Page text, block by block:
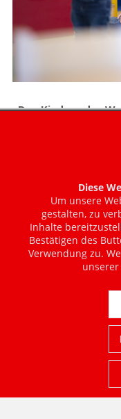
Diese
Um unsere
gestalten, zu
Inhalte
Bestätigen des
Verwendung zu.
unserer